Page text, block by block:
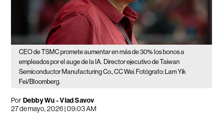
CEO de TSMC promete aumentar en más de 30% los bonos a
empleados por el auge de la IA. Director ejecutivo de Taiwan
Semiconductor Manufacturing Co., CC Wei. Fotógrafo: Lam Yik
Fei/Bloomberg.
PorDebby Wu - Vlad Savov
27 de mayo, 2026 | 09:03 AM